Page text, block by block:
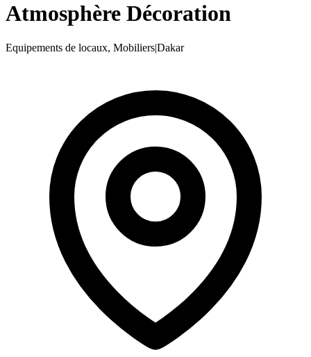
Atmosphère Décoration
Equipements de locaux, Mobiliers|Dakar